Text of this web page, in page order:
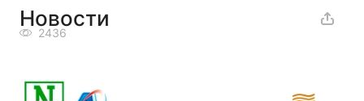
Новости
2436